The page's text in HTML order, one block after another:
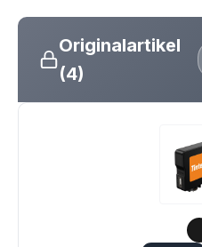
Originalartikel
(4)